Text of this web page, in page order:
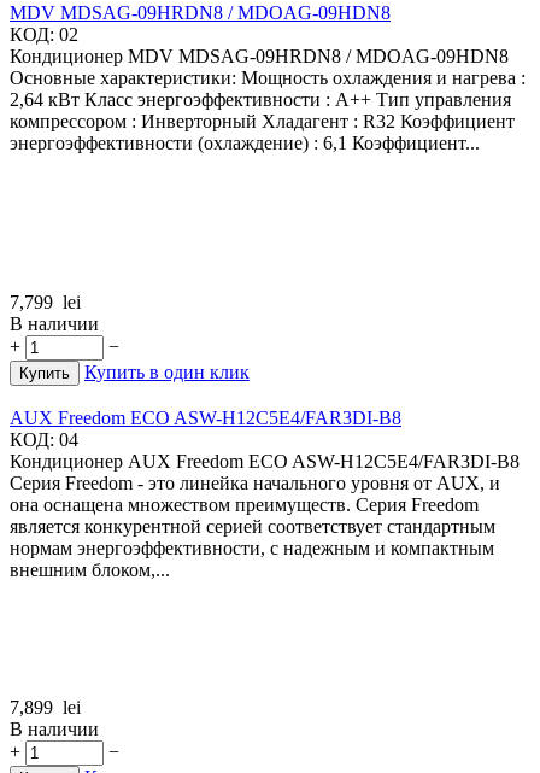
MDV MDSAG-09HRDN8 / MDOAG-09HDN8
КОД: 02
Кондиционер MDV MDSAG-09HRDN8 / MDOAG-09HDN8
Основные характеристики: Мощность охлаждения и нагрева :
2,64 кВт Класс энергоэффективности : A++ Тип управления
компрессором : Инверторный Хладагент : R32 Коэффициент
энергоэффективности (охлаждение) : 6,1 Коэффициент...
7,799 lei
В наличии
+
−
Купить Купить в один клик
AUX Freedom ECO ASW-H12C5E4/FAR3DI-B8
КОД: 04
Кондиционер AUX Freedom ECO ASW-H12C5E4/FAR3DI-B8
Серия Freedom - это линейка начального уровня от AUX, и
она оснащена множеством преимуществ. Серия Freedom
является конкурентной серией соответствует стандартным
нормам энергоэффективности, с надежным и компактным
внешним блоком,...
7,899 lei
В наличии
+
−